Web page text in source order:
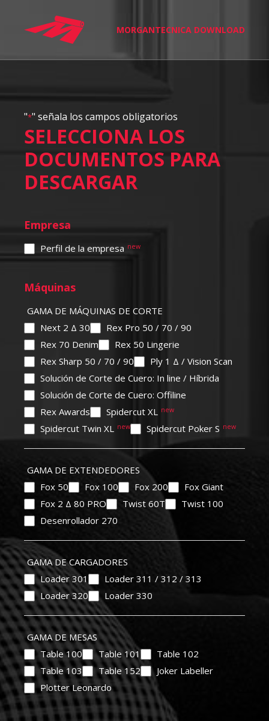
MORGANTECNICA DOWNLOAD
"*" señala los campos obligatorios
SELECCIONA LOS
DOCUMENTOS PARA
DESCARGAR
Empresa
Perfil de la empresa
Máquinas
GAMA DE MÁQUINAS DE CORTE
Next 2 Δ 30
Rex Pro 50 / 70 / 90
Rex 70 Denim
Rex 50 Lingerie
Rex Sharp 50 / 70 / 90
Ply 1 Δ / Vision Scan
Solución de Corte de Cuero: In line / Híbrida
Solución de Corte de Cuero: Offiline
Rex Awards
Spidercut XL
Spidercut Twin XL
Spidercut Poker S
GAMA DE EXTENDEDORES
Fox 50
Fox 100 Fox 200
Fox Giant
Fox 2 Δ 80 PRO
Twist 60T
Twist 100
Desenrollador 270
GAMA DE CARGADORES
Loader 301
Loader 311 / 312 / 313
Loader 320
Loader 330
GAMA DE MESAS
Table 100
Table 101
Table 102
Table 103
Table 152
Joker Labeller
Plotter Leonardo